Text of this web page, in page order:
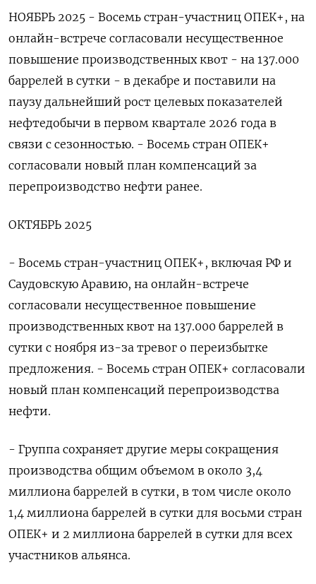
НОЯБРЬ 2025 - Восемь стран-участниц ОПЕК+, на
онлайн-встрече согласовали несущественное
повышение производственных ​квот - на 137.000
баррелей в сутки - в декабре и поставили на
паузу дальнейший рост целевых показателей
нефтедобычи в первом квартале 2026 года в
связи с сезонностью. - Восемь стран ОПЕК+
согласовали ​новый план компенсаций за
перепроизводство нефти ранее.
ОКТЯБРЬ 2025
- Восемь стран-участниц ОПЕК+, включая РФ и
Саудовскую Аравию, на онлайн-встрече
согласовали несущественное повышение
производственных квот на 137.000 баррелей в
сутки с ноября из-за тревог о переизбытке
предложения. - Восемь стран ОПЕК+ согласовали
новый план компенсаций перепроизводства ​
нефти.
- ⁠Группа сохраняет другие меры сокращения
производства общим объемом в около 3,4
миллиона баррелей в сутки, в том числе около
1,4 миллиона баррелей в сутки для восьми стран
ОПЕК+ и 2 миллиона баррелей в сутки для всех
участников альянса.